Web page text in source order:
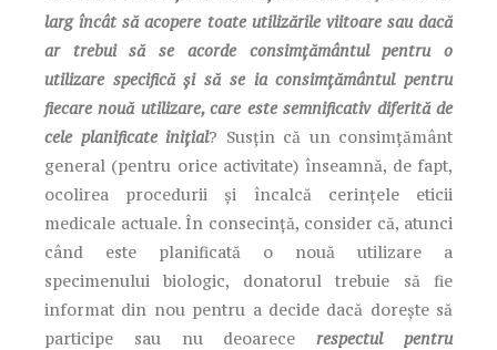
larg încât să acopere toate utilizările viitoare sau dacă
ar trebui să se acorde consimțământul pentru o
utilizare specifică și să se ia consimțământul pentru
fiecare nouă utilizare, care este semnificativ diferită de
cele planificate inițial? Susțin că un consimțământ
general (pentru orice activitate) înseamnă, de fapt,
ocolirea procedurii și încalcă cerințele eticii
medicale actuale. În consecință, consider că, atunci
când este planificată o nouă utilizare a
specimenului biologic, donatorul trebuie să fie
informat din nou pentru a decide dacă dorește să
participe sau nu deoarece respectul pentru